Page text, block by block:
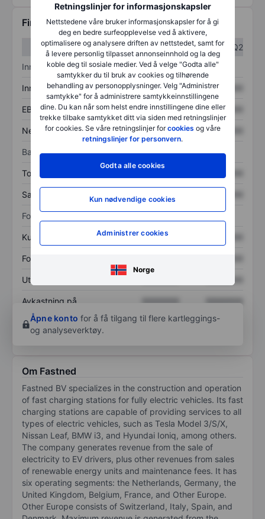
Retningslinjer for informasjonskapsler
Nettstedene våre bruker informasjonskapsler for å gi
deg en bedre surfeopplevelse ved å aktivere,
optimalisere og analysere driften av nettstedet, samt for
å levere personlig tilpasset annonseinnhold og la deg
koble deg til sosiale medier. Ved å velge "Godta alle"
samtykker du til bruk av cookies og tilhørende
behandling av personopplysninger. Velg "Administrer
samtykke" for å administrere samtykkeinnstillingene
dine. Du kan når som helst endre innstillingene dine eller
trekke tilbake samtykket ditt via siden med retningslinjer
for cookies. Se våre retningslinjer forcookies og våre
retningslinjer for personvern.
Godta alle cookies
Kun nødvendige cookies
Administrer cookies
Norge
Finansiell informasjon
Q1
Q2
Inntektsoversikt
Inntekter XXXXXXX XXXXXXX
EBITDA XXXXXXX XXXXXXX
Nettoinntekt XXXXXXX XXXXXXX
Balanse
Totale eiendeler
Samlet gjeld XXXXXXX
Forholdstall
Kurs/salg XXXXXXX
Fortjeneste per aksje
Utbytte per aksje
Avkastning på
egenkapital
XXXXXXX
XXXXXXX
Åpne konto for å få tilgang til flere kartleggings-
og analyseverktøy.
Om Fastned
Fastned BV specializes in the construction and operation
of fast charging stations for fully electric vehicles. Its fast
charging stations are capable of providing services to all
types of electric vehicles, such as Tesla Model 3/S/X,
Nissan Leaf, BMW i3, and Hyundai Ioniq, among others.
The company generates revenue from the sale of
electricity to EV drivers, plus other revenues from sales
of renewable energy units and maintenance fees. It has
six operating segments: the Netherlands, Germany, the
United Kingdom, Belgium, France, and Other Europe.
Other Europe consists of Switzerland, Italy, Spain, and